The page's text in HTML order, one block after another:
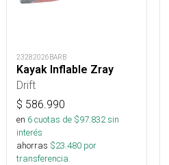
23282026BARB
Kayak Inflable Zray
Drift
$ 586.990
en 6cuotas de $97.832sin
interés
ahorras $23.480 por
transferencia.